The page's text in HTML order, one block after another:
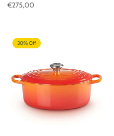
€275,00
30% Off